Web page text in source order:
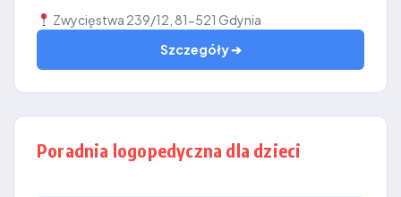
Zwycięstwa 239/12, 81-521 Gdynia
Szczegóły ➔
Poradnia logopedyczna dla dzieci